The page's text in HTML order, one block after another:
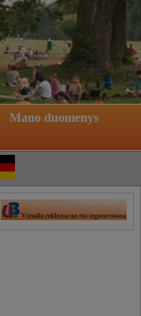
Mano duomenys